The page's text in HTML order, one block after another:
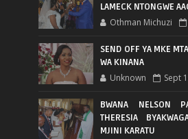
LAMECK NTONGWE
Othman Michuzi
SEND OFF YA MKE
WA KINANA
Unknown Sept
BWANA NELSON
THERESIA
MJINI KARATU